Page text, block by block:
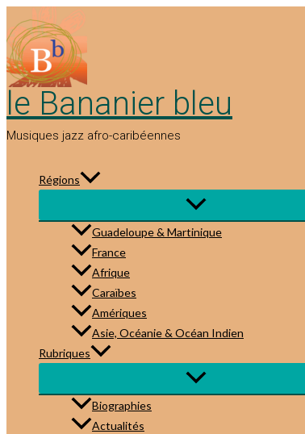
au
contenu
le Bananier bleu
Musiques jazz afro-caribéennes
Régions
Guadeloupe & Martinique
France
Afrique
Caraïbes
Amériques
Asie, Océanie & Océan Indien
Rubriques
Biographies
Actualités